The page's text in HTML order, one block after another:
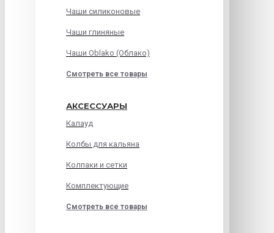
Чаши силиконовые
Чаши глиняные
Чаши Oblako (Облако)
Смотреть все товары
АКСЕССУАРЫ
Калауд
Колбы для кальяна
Колпаки и сетки
Комплектующие
Смотреть все товары